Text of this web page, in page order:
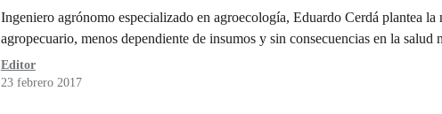
Ingeniero agrónomo especializado en agroecología, Eduardo Cerdá plantea la
agropecuario, menos dependiente de insumos y sin consecuencias en la
Editor
23 febrero 2017